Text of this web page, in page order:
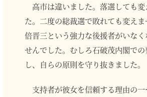
高市は違いました。落選しても
た。二度の総裁選で敗れても変え
倍晋三という強力な後援者がいな
せんでした。むしろ石破茂内閣で
し、自らの原則を守り抜きました。
支持者が彼女を信頼する理由の